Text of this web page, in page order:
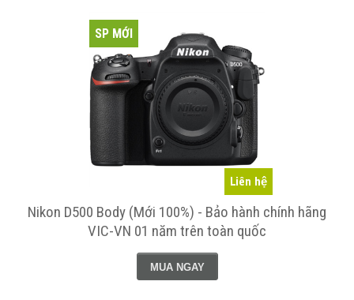
Liên hệ
SP MỚI
Nikon D500 Body (Mới 100%) - Bảo hành chính hãng
VIC-VN 01 năm trên toàn quốc
MUA NGAY